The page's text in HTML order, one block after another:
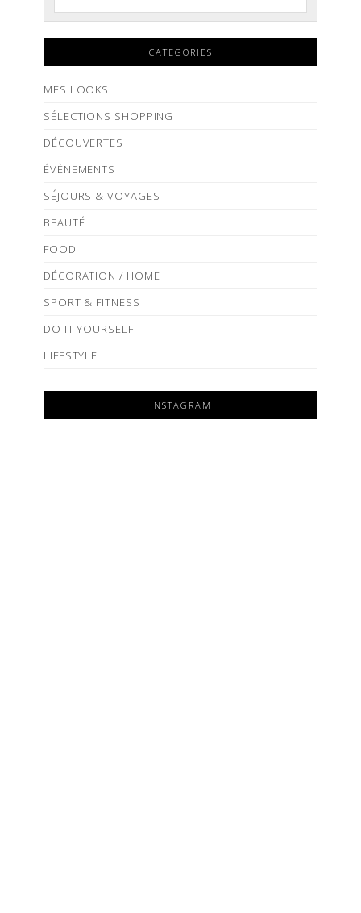
CATÉGORIES
MES LOOKS
SÉLECTIONS SHOPPING
DÉCOUVERTES
ÉVÈNEMENTS
SÉJOURS & VOYAGES
BEAUTÉ
FOOD
DÉCORATION / HOME
SPORT & FITNESS
DO IT YOURSELF
LIFESTYLE
INSTAGRAM